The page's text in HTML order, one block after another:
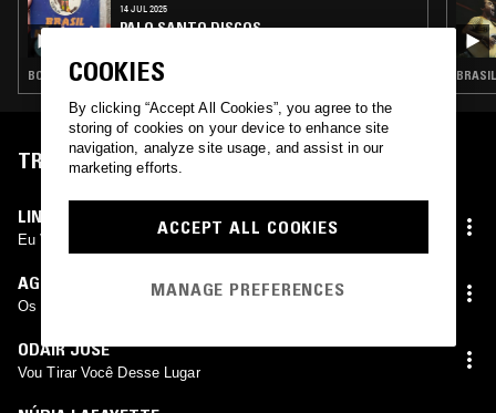
14 JUL 2025
PALO SANTO DISCOS
BOSSA NOVA · BRASILLICA · MÚSICA POPULAR BRASILEIRA
TRACKLIST
LINDOMAR CASTILHO
Eu Vou Rifar Meu Coração
AGNALDO TIMÓTEO
Os Brutos Também Amam
ODAIR JOSÉ
Vou Tirar Você Desse Lugar
COOKIES
By clicking “Accept All Cookies”, you agree to the
storing of cookies on your device to enhance site
navigation, analyze site usage, and assist in our
marketing efforts.
ACCEPT ALL COOKIES
MANAGE PREFERENCES